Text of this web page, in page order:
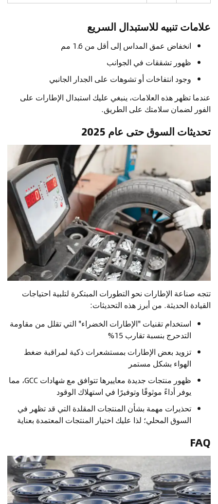
علامات تنبيه للاستبدال السريع
انخفاض عمق المداس إلى أقل من 1.6 مم
ظهور تشققات في الجوانب
وجود انتفاخات أو تشوهات على الجدار الجانبي
عندما تظهر هذه العلامات، ينبغي عليك استبدال الإطارات على
الفور لضمان سلامتك على الطريق.
تحديثات السوق حتى عام 2025
تتجه صناعة الإطارات نحو التطورات المبتكرة لتلبية احتياجات
القيادة الحديثة. من أبرز هذه التحديثات:
استخدام تقنيات "الإطارات الخضراء" التي تقلل من مقاومة
التدحرج بنسبة تقارب 15%
تزويد بعض الإطارات بمستشعرات ذكية لمراقبة ضغط
الهواء بشكل مستمر
ظهور منتجات جديدة معاييرها تتوافق مع شهادات GCC، مما
يوفر أداءً موثوقًا وتوفيرًا في استهلاك الوقود
تحذيرات مهمة بشأن المنتجات المقلدة التي قد تظهر في
السوق المحلي؛ لذا عليك اختيار المنتجات المعتمدة بعناية
FAQ